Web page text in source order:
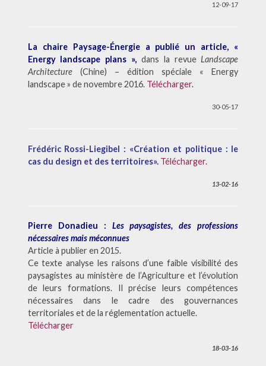
12-09-17
La chaire Paysage-Énergie a publié un article, «
Energy landscape plans », dans la revue Landscape
Architecture(Chine) – édition spéciale « Energy
landscape » de novembre 2016. Télécharger.
30-05-17
Frédéric Rossi-Liegibel : «Création et politique : le
cas du design et des territoires». Télécharger.
13-02-16
Pierre Donadieu : Les paysagistes, des professions
nécessaires mais méconnues
Article à publier en 2015.
Ce texte analyse les raisons d’une faible visibilité des
paysagistes au ministère de l’Agriculture et l’évolution
de leurs formations. Il précise leurs compétences
nécessaires dans le cadre des gouvernances
territoriales et de la réglementation actuelle.
Télécharger
18-03-16